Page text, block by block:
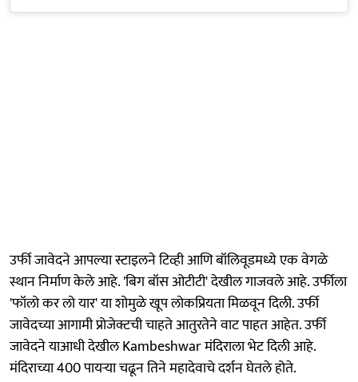
उर्फी जावेदने आपल्या स्टाइलने टिव्ही आणि बॉलिवूडमध्ये एक वेगळे
स्थान निर्माण केले आहे. 'बिग बॉस ओटीटी' देखील गाजवले आहे. उर्फीला
'फॉलो कर लो यार' या शोमुळे खूप लोकप्रियता मिळवून दिली. उर्फी
जावेदच्या आगामी प्रोजेक्टची चाहते आतुरतेने वाट पाहत आहेत. उर्फी
जावेदने याआधी देखील Kambeshwar मंदिराला भेट दिली आहे.
मंदिराच्या 400 पायऱ्या चढून तिने महादेवाचे दर्शन घेतले होते.